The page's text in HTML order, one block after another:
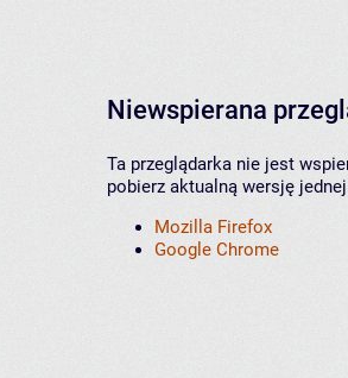
Niewspierana
Ta przeglądarka nie jest
pobierz aktualną wersję
Mozilla Firefox
Google Chrome